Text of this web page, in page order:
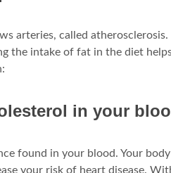
arteries, called atherosclerosis.
the intake of fat in the diet
in your
found in your blood. Your
your risk of heart disease.